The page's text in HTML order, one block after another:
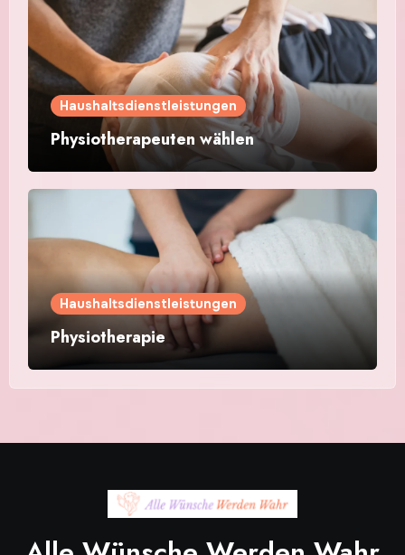
Haushaltsdienstleistungen
Physiotherapeuten wählen
Haushaltsdienstleistungen
Physiotherapie